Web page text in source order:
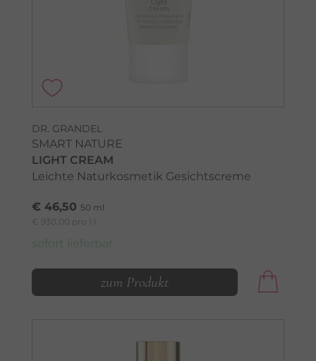
DR. GRANDEL
SMART NATURE
LIGHT CREAM
Leichte Naturkosmetik Gesichtscreme
€ 46,50 50 ml
€ 930,00 pro 1 l
sofort lieferbar
zum Produkt